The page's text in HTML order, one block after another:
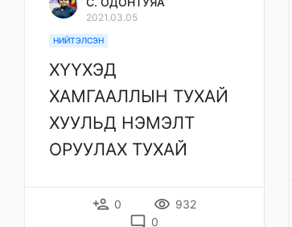
2021.03.05
НИЙТЭЛСЭН
ХҮҮХЭД
ХАМГААЛЛЫН ТУХАЙ
ХУУЛЬД НЭМЭЛТ
ОРУУЛАХ ТУХАЙ
person_add 0 remove_red_eye 932
mode_comment 0